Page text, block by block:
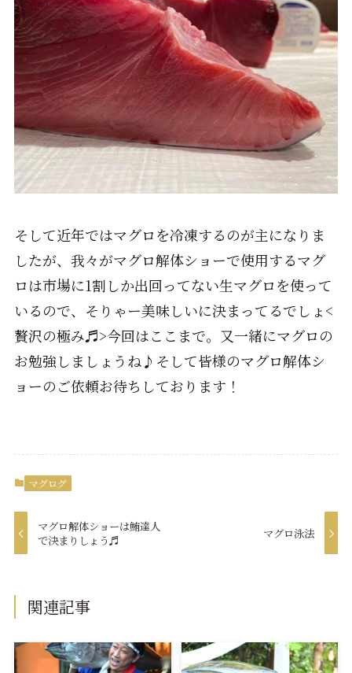
そして近年ではマグロを冷凍するのが主になりま
したが、我々がマグロ解体ショーで使用するマグ
ロは市場に1割しか出回ってない生マグロを使って
いるので、そりゃー美味しいに決まってるでしょ<
贅沢の極み♬>今回はここまで。又一緒にマグロの
お勉強しましょうね♪そして皆様のマグロ解体シ
ョーのご依頼お待ちしております！
マグログ
マグロ解体ショーは鮪達人
で決まりしょう♬
マグロ泳法
関連記事